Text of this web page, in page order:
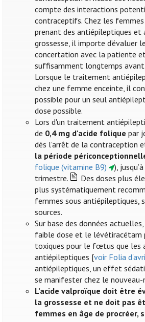
compte des interactions
contraceptifs. Chez les
prenant des antiépileptiques et
grossesse, il importe d’évaluer
concertation avec la patiente
suffisamment longtemps
Lorsque le traitement
chez une femme enceinte, il
possible pour un seul
dose possible.
Lors d'un traitement
de 0,4 mg d'acide folique par
dès l’arrêt de la contraception
la période
folique (vitamine B9)
),
trimestre.
Des doses plus
plus systématiquement
femmes sous antiépileptiques,
sources.
Sur base des données
faible dose et le lévétiracétam
toxiques pour le fœtus que les
antiépileptiques [voir Folia
antiépileptiques, un effet
se manifester chez le nouveau-
L’acide valproïque doit être
la grossesse et ne doit pas
femmes en âge de procréer,